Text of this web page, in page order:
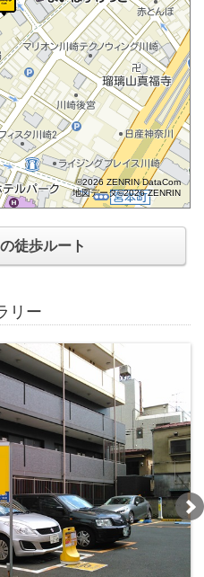
©2026 ZENRIN DataCom
地図データ©2026 ZENRIN
徒歩ルート
リー